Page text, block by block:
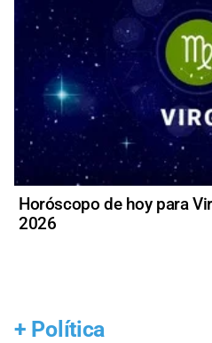
Horóscopo de hoy para
2026
+ Política